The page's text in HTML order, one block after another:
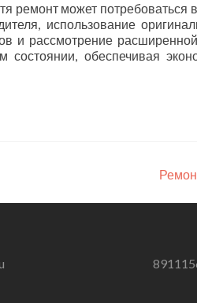
ремонт может потребоваться
использование
и рассмотрение
состоянии, обеспечивая